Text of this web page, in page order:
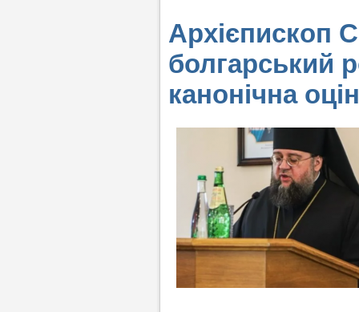
Архієпископ
болгарський
канонічна